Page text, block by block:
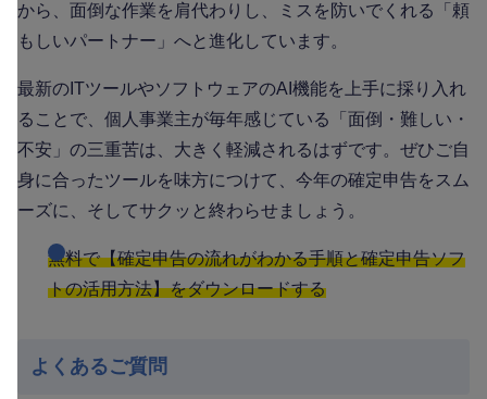
から、面倒な作業を肩代わりし、ミスを防いでくれる「頼
もしいパートナー」へと進化しています。
最新のITツールやソフトウェアのAI機能を上手に採り入れ
ることで、個人事業主が毎年感じている「面倒・難しい・
不安」の三重苦は、大きく軽減されるはずです。ぜひご自
身に合ったツールを味方につけて、今年の確定申告をスム
ーズに、そしてサクッと終わらせましょう。
無料で【確定申告の流れがわかる手順と確定申告ソフ
トの活用方法】をダウンロードする
よくあるご質問